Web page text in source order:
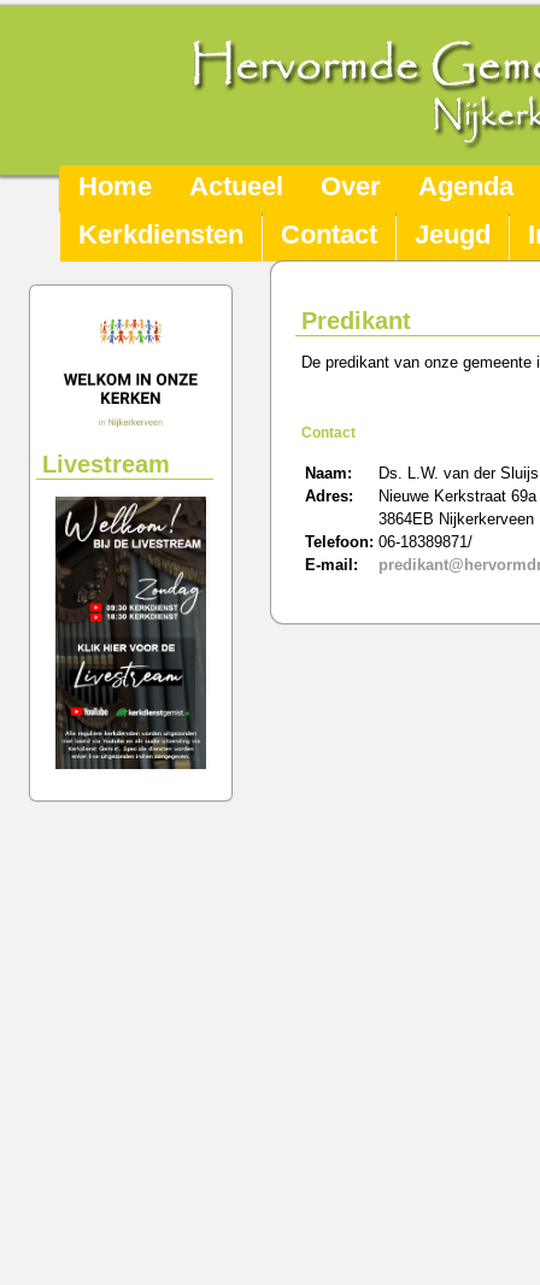
Home Actueel Over
Agenda
Kerkdiensten
Contact Jeugd
Livestream
Predikant
De predikant van onze
Contact
Naam:
Ds. L.W. van der Sluijs
Adres:
Nieuwe Kerkstraat 69a
3864EB Nijkerkerveen
Telefoon: 06-18389871/
E-mail: